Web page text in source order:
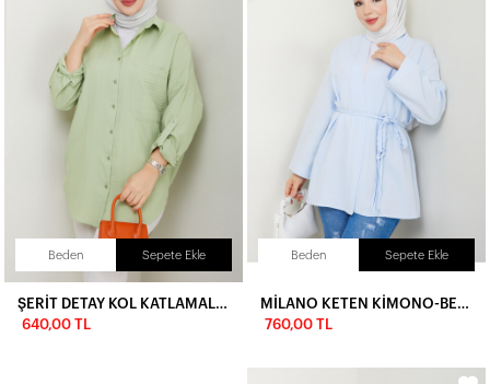
Beden Sepete Ekle
640,00 TL
Beden Sepete Ekle
760,00 TL